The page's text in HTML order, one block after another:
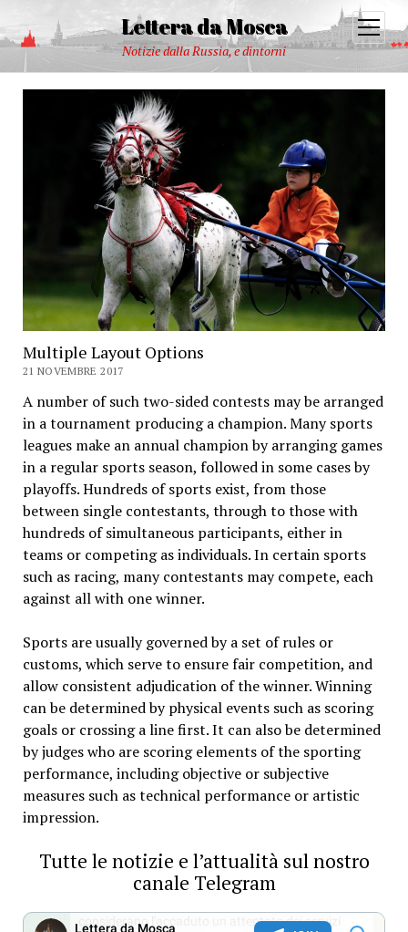
Lettera da Mosca
Notizie dalla Russia, e dintorni
open
menu
Multiple Layout Options
21 NOVEMBRE 2017
A number of such two-sided contests may be arranged
in a tournament producing a champion. Many sports
leagues make an annual champion by arranging games
in a regular sports season, followed in some cases by
playoffs. Hundreds of sports exist, from those
between single contestants, through to those with
hundreds of simultaneous participants, either in
teams or competing as individuals. In certain sports
such as racing, many contestants may compete, each
against all with one winner.
Sports are usually governed by a set of rules or
customs, which serve to ensure fair competition, and
allow consistent adjudication of the winner. Winning
can be determined by physical events such as scoring
goals or crossing a line first. It can also be determined
by judges who are scoring elements of the sporting
performance, including objective or subjective
measures such as technical performance or artistic
impression.
Tutte le notizie e l’attualità sul nostro
canale Telegram